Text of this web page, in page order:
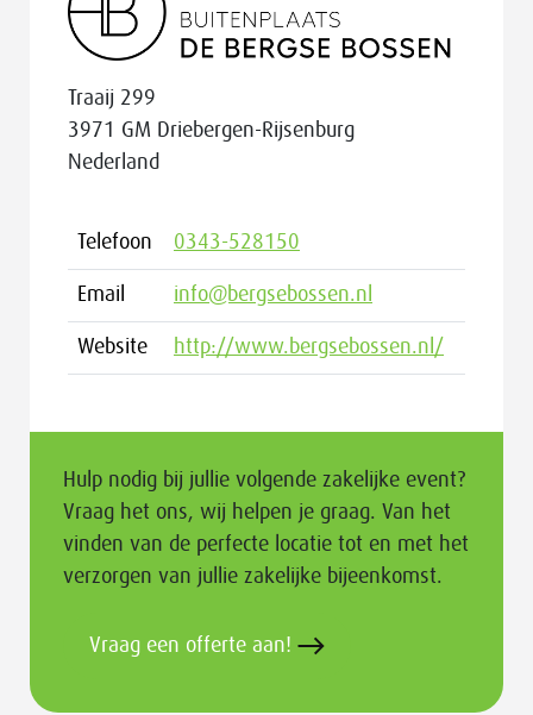
Traaij 299
3971 GM Driebergen-Rijsenburg
Nederland
Telefoon 0343-528150
Email info@bergsebossen.nl
Website http://www.bergsebossen.nl/
Hulp nodig bij jullie volgende zakelijke event?
Vraag het ons, wij helpen je graag. Van het
vinden van de perfecte locatie tot en met het
verzorgen van jullie zakelijke bijeenkomst.
Vraag een offerte aan!